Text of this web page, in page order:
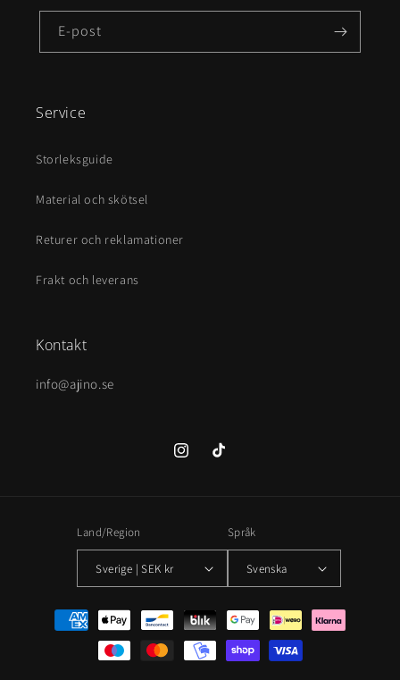
E-post
Service
Storleksguide
Material och skötsel
Returer och reklamationer
Frakt och leverans
Kontakt
info@ajino.se
InstagramTikTok
Land/Region
Sverige | SEK kr
Språk
Svenska
Betalningsmetoder